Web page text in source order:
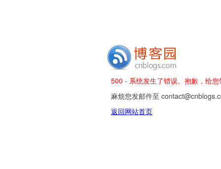
500 - 系统发生了错误。抱歉，给
麻烦您发邮件至
返回网站首页